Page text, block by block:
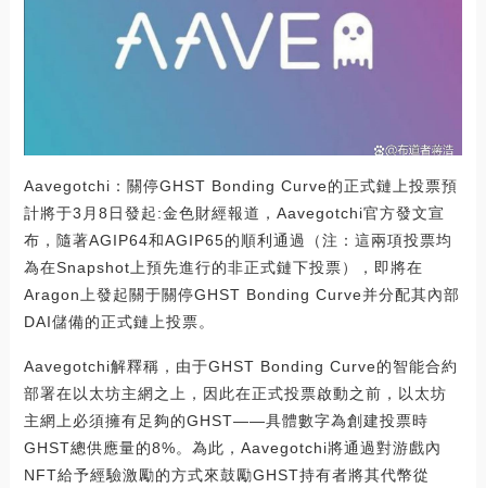
Aavegotchi：關停GHST Bonding Curve的正式鏈上投票預
計將于3月8日發起:金色財經報道，Aavegotchi官方發文宣
布，隨著AGIP64和AGIP65的順利通過（注：這兩項投票均
為在Snapshot上預先進行的非正式鏈下投票），即將在
Aragon上發起關于關停GHST Bonding Curve并分配其內部
DAI儲備的正式鏈上投票。
Aavegotchi解釋稱，由于GHST Bonding Curve的智能合約
部署在以太坊主網之上，因此在正式投票啟動之前，以太坊
主網上必須擁有足夠的GHST——具體數字為創建投票時
GHST總供應量的8%。為此，Aavegotchi將通過對游戲內
NFT給予經驗激勵的方式來鼓勵GHST持有者將其代幣從